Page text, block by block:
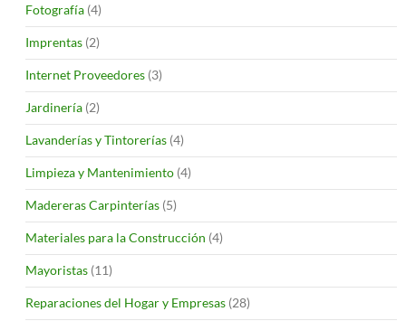
Fotografía (4)
Imprentas (2)
Internet Proveedores (3)
Jardinería (2)
Lavanderías y Tintorerías (4)
Limpieza y Mantenimiento (4)
Madereras Carpinterías (5)
Materiales para la Construcción (4)
Mayoristas (11)
Reparaciones del Hogar y Empresas (28)